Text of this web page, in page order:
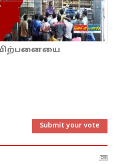
விற்பனையை
Submit your vote